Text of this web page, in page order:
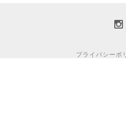
プライバシーポ